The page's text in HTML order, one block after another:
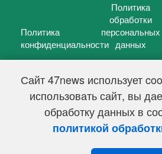
Сайт 47news использует
использовать сайт, вы
обработку данных в
политикой
Политика
конфиденциальности
Политика
обработки
персональных
данных
47 новостей (47 news)2005 — 2026 г.
Свидетельство о регистрации СМИ Эл
Федеральной службой по надзору в
информационных технологий и